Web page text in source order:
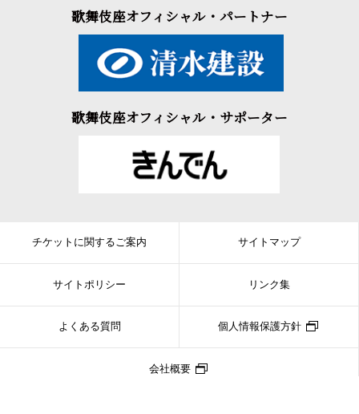
歌舞伎座オフィシャル・パートナー
歌舞伎座オフィシャル・サポーター
チケットに関するご案内 サイトマップ
サイトポリシー リンク集
よくある質問 個人情報保護方針
会社概要